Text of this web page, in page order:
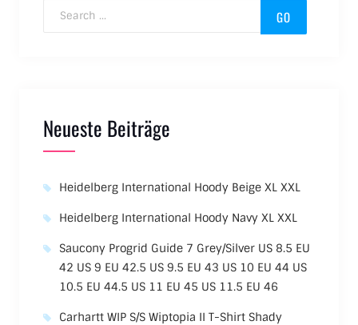
Neueste Beiträge
Heidelberg International Hoody Beige XL XXL
Heidelberg International Hoody Navy XL XXL
Saucony Progrid Guide 7 Grey/Silver US 8.5 EU
42 US 9 EU 42.5 US 9.5 EU 43 US 10 EU 44 US
10.5 EU 44.5 US 11 EU 45 US 11.5 EU 46
Carhartt WIP S/S Wiptopia II T-Shirt Shady